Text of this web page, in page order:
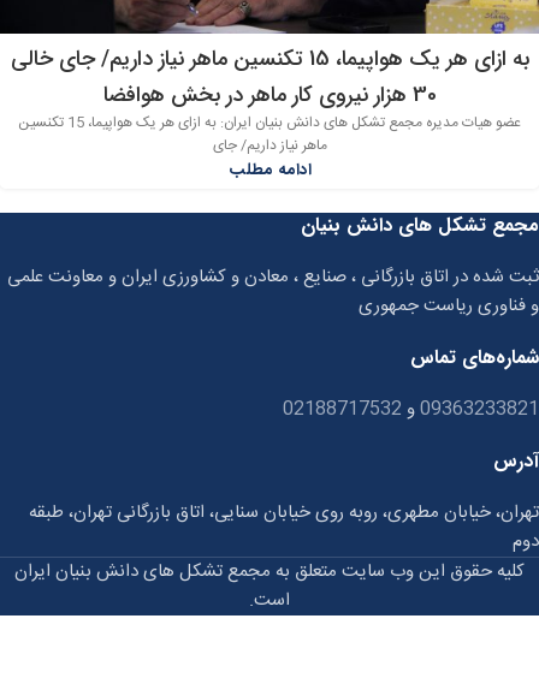
به ازای هر یک هواپیما، 15 تکنسین ماهر نیاز داریم/ جای خالی
30 هزار نیروی کار ماهر در بخش هوافضا
عضو هیات مدیره مجمع تشکل های دانش بنیان ایران: به ازای هر یک هواپیما، 15 تکنسین
ماهر نیاز داریم/ جای
ادامه مطلب
مجمع تشکل های دانش بنیان
ثبت شده در اتاق بازرگانی ، صنایع ، معادن و کشاورزی ایران و معاونت علمی
و فناوری ریاست جمهوری
شماره‌های تماس
09363233821و 02188717532
آدرس
تهران، خیابان مطهری، روبه روی خیابان سنایی، اتاق بازرگانی تهران، طبقه
دوم
کلیه حقوق این وب سایت متعلق به مجمع تشکل های دانش بنیان ایران
است.